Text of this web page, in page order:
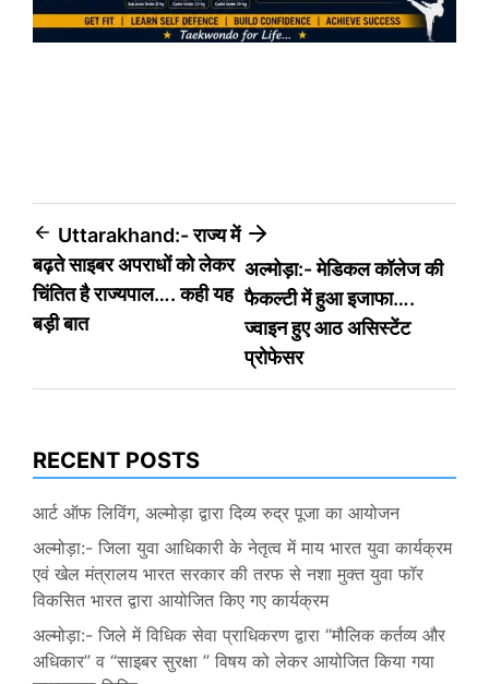
Post
navigation
Uttarakhand:- राज्य में
बढ़ते साइबर अपराधों को लेकर
चिंतित है राज्यपाल…. कही यह
बड़ी बात
अल्मोड़ा:- मेडिकल कॉलेज की
फैकल्टी में हुआ इजाफा….
ज्वाइन हुए आठ असिस्टेंट
प्रोफेसर
RECENT POSTS
आर्ट ऑफ लिविंग, अल्मोड़ा द्वारा दिव्य रुद्र पूजा का आयोजन
अल्मोड़ा:- जिला युवा आधिकारी के नेतृत्व में माय भारत युवा कार्यक्रम
एवं खेल मंत्रालय भारत सरकार की तरफ से नशा मुक्त युवा फॉर
विकसित भारत द्वारा आयोजित किए गए कार्यक्रम
अल्मोड़ा:- जिले में विधिक सेवा प्राधिकरण द्वारा “मौलिक कर्तव्य और
अधिकार” व “साइबर सुरक्षा ” विषय को लेकर आयोजित किया गया